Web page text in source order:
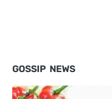
GOSSIP NEWS